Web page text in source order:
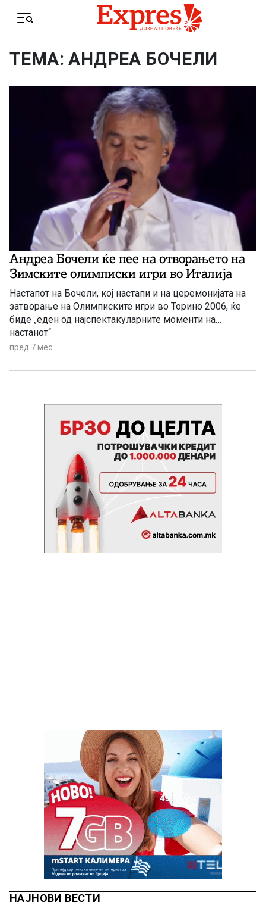
Menu
ТЕМА: АНДРЕА БОЧЕЛИ
Андреа Бочели ќе пее на отворањето на
Зимските олимписки игри во Италија
Настапот на Бочели, кој настапи и на церемонијата на
затворање на Олимписките игри во Торино 2006, ќе
биде „еден од најспектакуларните моменти на
настанот“
пред 7 мес.
НАЈНОВИ ВЕСТИ